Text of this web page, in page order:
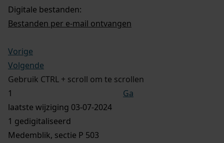
Digitale bestanden:
Bestanden per e-mail ontvangen
Vorige
Volgende
Gebruik CTRL + scroll om te scrollen
Ga
laatste wijziging 03-07-2024
1 gedigitaliseerd
Medemblik, sectie P 503